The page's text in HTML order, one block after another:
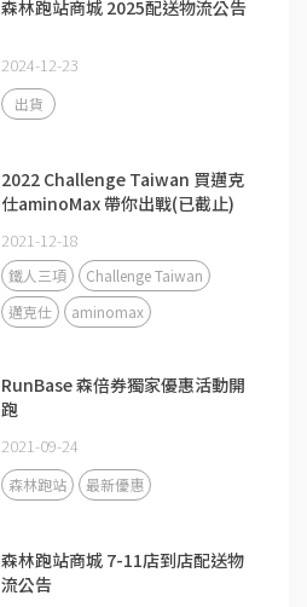
森林跑站商城 2025配送物流公告
2024-12-23
出貨
2022 Challenge Taiwan 買邁克
仕aminoMax 帶你出戰(已截止)
2021-12-18
鐵人三項
Challenge Taiwan
邁克仕
aminomax
RunBase 森倍券獨家優惠活動開
跑
2021-09-24
森林跑站 最新優惠
森林跑站商城 7-11店到店配送物
流公告